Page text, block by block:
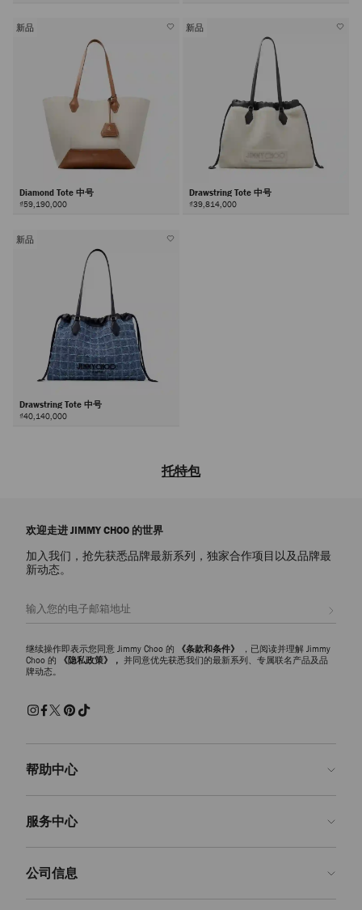
新品
Diamond Tote 中号
₫59,190,000
新品
Drawstring Tote 中号
₫39,814,000
新品
Drawstring Tote 中号
₫40,140,000
托特包
索您的专属经典单品，入手极致奢美的托特包，多种尺寸供您选择，能够
轻松容纳您的所有日常必备品。
是日常使用还是优雅旅行，都是您的心仪之选。
拉菲草和绒面革托特包
探索充满浪漫气息的拉菲草沙滩包和流苏饰绒面革托特包，于不经意间尽
显随性自在的松弛感与波西米亚风情的迷人魅力。每款设计都为您的造型
型，品牌标志性细节设计凸显品质追求，成就令人眼前一亮的精美单品。
颜色和款式选择
选择浓郁巧克力色和奶油色等柔和色调搭配精致日常造型，或可大胆尝试
鲜艳色彩为休闲造型增添时尚亮眼感。无论是上班、旅游，还是周末休
闲，选择设计师款女士托特包，装扮不同造型，轻松优雅又精致时髦。
欢迎走进 JIMMY CHOO 的世界
加入我们，抢先获悉品牌最新系列，独家合作项目以及品牌最
新动态。
继续操作即表示您同意 Jimmy Choo 的 《条款和条件》
，已阅读并理解 Jimmy
Choo 的
《隐私政策》， 并同意优先获悉我们的最新系列、专属联名产品及品
牌动态。
帮助中心
常见问题解答
提交退货
服务中心
定制服务
公司信息